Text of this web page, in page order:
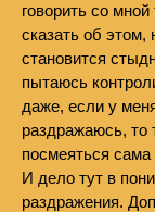
говорить со
сказать об
становится
пытаюсь
даже, если у
раздражаюсь, то
посмеяться
И дело тут в
раздражения.